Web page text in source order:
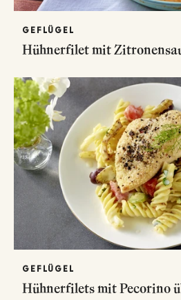
GEFLÜGEL
Hühnerfilet mit
GEFLÜGEL
Hühnerfilets mit Pecorino